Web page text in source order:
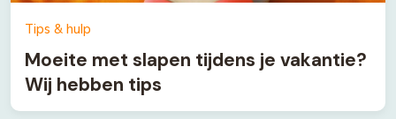
Tips & hulp
Moeite met slapen tijdens je vakantie?
Wij hebben tips